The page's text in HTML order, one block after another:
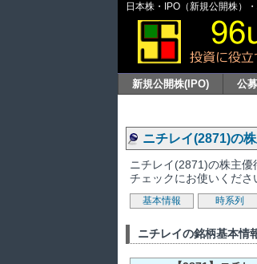
日本株・IPO（新規公開株）
新規公開株(IPO) 公
ニチレイ(2871)の
ニチレイ(2871)の株主
チェックにお使いくださ
基本情報 時系列
ニチレイの銘柄基本情